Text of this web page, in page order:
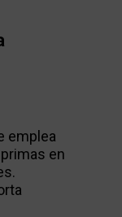
emplea
en